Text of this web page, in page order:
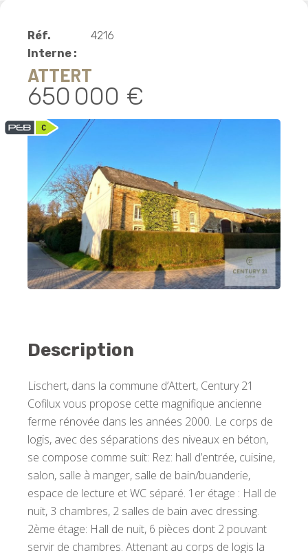
Réf.
Interne :
4216
ATTERT
650 000 €
Description
Lischert, dans la commune d’Attert, Century 21
Cofilux vous propose cette magnifique ancienne
ferme rénovée dans les années 2000. Le corps de
logis, avec des séparations des niveaux en béton,
se compose comme suit: Rez: hall d’entrée, cuisine,
salon, salle à manger, salle de bain/buanderie,
espace de lecture et WC séparé. 1er étage : Hall de
nuit, 3 chambres, 2 salles de bain avec dressing.
2ème étage: Hall de nuit, 6 pièces dont 2 pouvant
servir de chambres. Attenant au corps de logis la